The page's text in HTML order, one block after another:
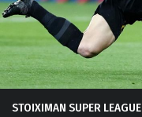
STOIXIMAN SUPER LEAGUE